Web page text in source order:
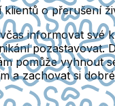
o přerušení
informovat své
pozastavovat.
pomůže vyhnout
a zachovat si